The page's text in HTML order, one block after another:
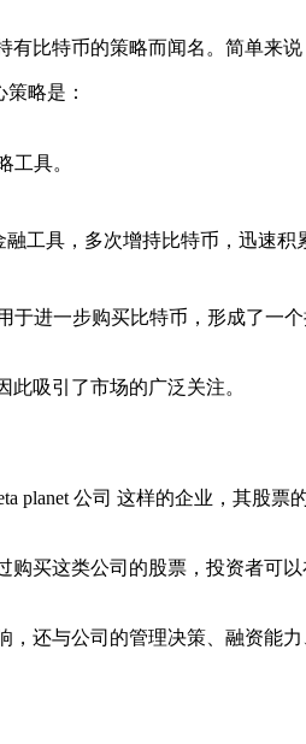
比特币的策略而闻名。简单来
略是：
工具。
工具，多次增持比特币，迅速
进一步购买比特币，形成了一个
吸引了市场的广泛关注。
planet 公司 这样的企业，其股票
买这类公司的股票，投资者可
还与公司的管理决策、融资能